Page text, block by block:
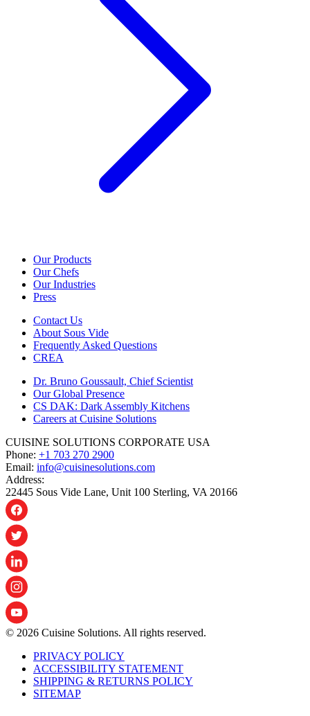
Our Products
Our Chefs
Our Industries
Press
Contact Us
About Sous Vide
Frequently Asked Questions
CREA
Dr. Bruno Goussault, Chief Scientist
Our Global Presence
CS DAK: Dark Assembly Kitchens
Careers at Cuisine Solutions
CUISINE SOLUTIONS CORPORATE USA
Phone: +1 703 270 2900
Email: info@cuisinesolutions.com
Address:
22445 Sous Vide Lane, Unit 100 Sterling, VA 20166
© 2026 Cuisine Solutions. All rights reserved.
PRIVACY POLICY
ACCESSIBILITY STATEMENT
SHIPPING & RETURNS POLICY
SITEMAP